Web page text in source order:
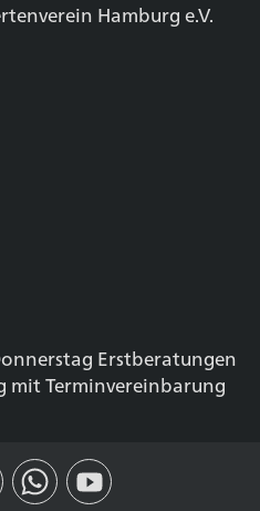
Hamburg e.V.
Erstberatungen
mit Terminvereinbarung